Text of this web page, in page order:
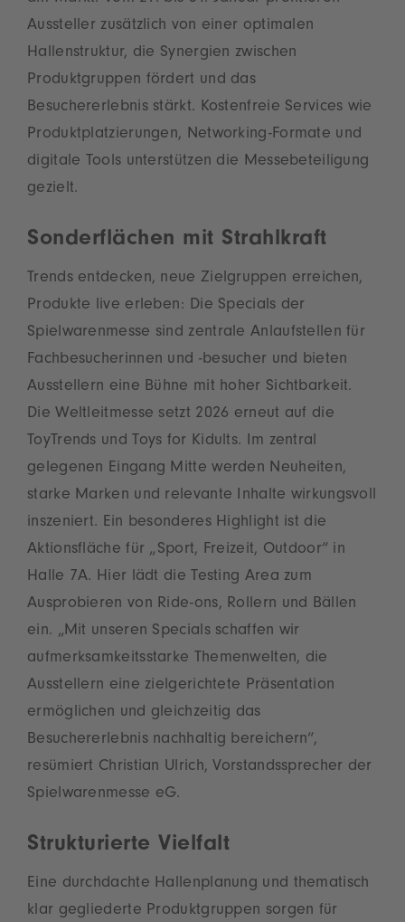
Aussteller zusätzlich von einer optimalen
Hallenstruktur, die Synergien zwischen
Produktgruppen fördert und das
Besuchererlebnis stärkt. Kostenfreie Services wie
Produktplatzierungen, Networking-Formate und
digitale Tools unterstützen die Messebeteiligung
gezielt.
Sonderflächen mit Strahlkraft
Trends entdecken, neue Zielgruppen erreichen,
Produkte live erleben: Die Specials der
Spielwarenmesse sind zentrale Anlaufstellen für
Fachbesucherinnen und -besucher und bieten
Ausstellern eine Bühne mit hoher Sichtbarkeit.
Die Weltleitmesse setzt 2026 erneut auf die
ToyTrends und Toys for Kidults. Im zentral
gelegenen Eingang Mitte werden Neuheiten,
starke Marken und relevante Inhalte wirkungsvoll
inszeniert. Ein besonderes Highlight ist die
Aktionsfläche für „Sport, Freizeit, Outdoor“ in
Halle 7A. Hier lädt die Testing Area zum
Ausprobieren von Ride-ons, Rollern und Bällen
ein. „Mit unseren Specials schaffen wir
aufmerksamkeitsstarke Themenwelten, die
Ausstellern eine zielgerichtete Präsentation
ermöglichen und gleichzeitig das
Besuchererlebnis nachhaltig bereichern“,
resümiert Christian Ulrich, Vorstandssprecher der
Spielwarenmesse eG.
Strukturierte Vielfalt
Eine durchdachte Hallenplanung und thematisch
klar gegliederte Produktgruppen sorgen für